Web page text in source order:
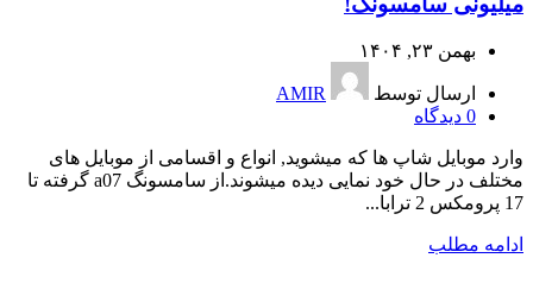
بهمن ۲۳, ۱۴۰۴
ارسال توسط
AMIR
0 دیدگاه
وارد موبایل شاپ ها که میشوید, انواع و اقسامی از موبایل های
مختلف در حال خود نمایی دیده میشوند.از سامسونگ a07 گرفته تا
17 پرومکس 2 ترابا...
ادامه مطلب